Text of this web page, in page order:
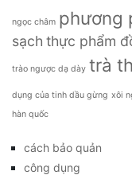
ngọc châm phương
sạch thực phẩm
trào ngược dạ dày trà
dụng của tinh dầu gừng xôi
hàn quốc
cách bảo quản
công dụng